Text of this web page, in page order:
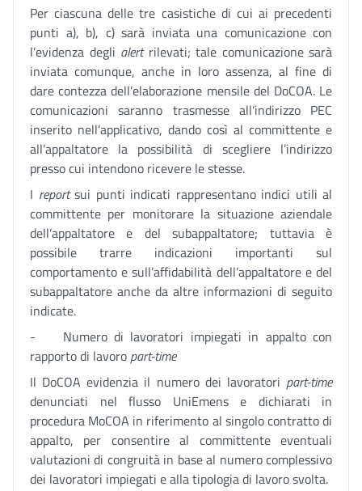
Per ciascuna delle tre casistiche di cui ai precedenti
punti a), b), c) sarà inviata una comunicazione con
l’evidenza degli alertrilevati; tale comunicazione sarà
inviata comunque, anche in loro assenza, al fine di
dare contezza dell’elaborazione mensile del DoCOA. Le
comunicazioni saranno trasmesse all’indirizzo PEC
inserito nell’applicativo, dando così al committente e
all’appaltatore la possibilità di scegliere l’indirizzo
presso cui intendono ricevere le stesse.
I reportsui punti indicati rappresentano indici utili al
committente per monitorare la situazione aziendale
dell’appaltatore e del subappaltatore; tuttavia è
possibile trarre indicazioni importanti sul
comportamento e sull’affidabilità dell’appaltatore e del
subappaltatore anche da altre informazioni di seguito
indicate.
- Numero di lavoratori impiegati in appalto con
rapporto di lavoro part-time
Il DoCOA evidenzia il numero dei lavoratori part-time
denunciati nel flusso UniEmens e dichiarati in
procedura MoCOA in riferimento al singolo contratto di
appalto, per consentire al committente eventuali
valutazioni di congruità in base al numero complessivo
dei lavoratori impiegati e alla tipologia di lavoro svolta.